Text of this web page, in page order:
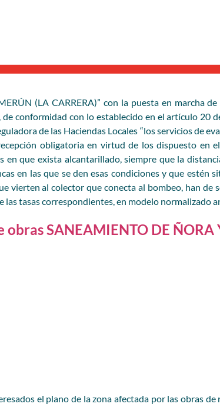
(LA CARRERA)” con la puesta en marcha
conformidad con lo establecido en el artículo 20
de las Haciendas Locales “los servicios de
obligatoria en virtud de los dispuesto en
en que exista alcantarillado, siempre que la
en las que se den esas condiciones y que estén
vierten al colector que conecta al bombeo, han
tasas correspondientes, en modelo normalizado
SANEAMIENTO DE ÑORA
el plano de la zona afectada por las obras de